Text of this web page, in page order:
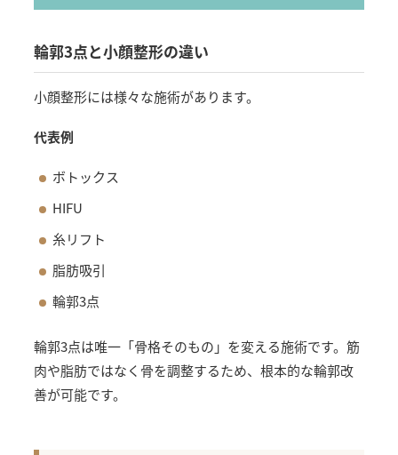
輪郭3点と小顔整形の違い
小顔整形には様々な施術があります。
代表例
ボトックス
HIFU
糸リフト
脂肪吸引
輪郭3点
輪郭3点は唯一「骨格そのもの」を変える施術です。筋
肉や脂肪ではなく骨を調整するため、根本的な輪郭改
善が可能です。